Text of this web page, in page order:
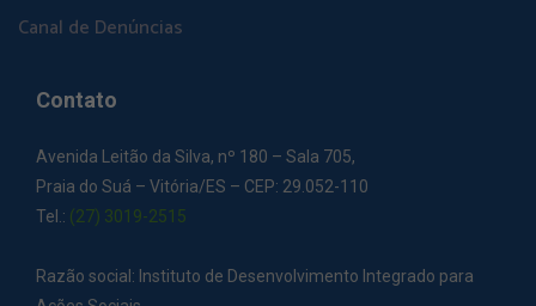
Canal de Denúncias
Contato
Avenida Leitão da Silva, nº 180 – Sala 705,
Praia do Suá – Vitória/ES – CEP: 29.052-110
Tel.: (27) 3019-2515
Razão social: Instituto de Desenvolvimento Integrado para